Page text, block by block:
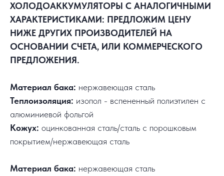
ХОЛОДОАККУМУЛЯТОРЫ С АНАЛОГИЧНЫМИ
ХАРАКТЕРИСТИКАМИ: ПРЕДЛОЖИМ ЦЕНУ
НИЖЕ ДРУГИХ ПРОИЗВОДИТЕЛЕЙ НА
ОСНОВАНИИ СЧЕТА, ИЛИ КОММЕРЧЕСКОГО
ПРЕДЛОЖЕНИЯ.
Материал бака: нержавеющая сталь
Теплоизоляция: изопол - вспененный полиэтилен с
алюминиевой фольгой
Кожух: оцинкованная сталь/сталь с порошковым
покрытием/нержавеющая сталь
Материал бака: нержавеющая сталь